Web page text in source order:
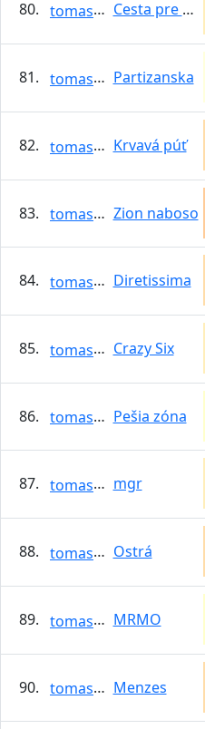
80. tomasso Cesta pre Martinu
81. tomasso Partizanska
82. tomasso Krvavá púť
83. tomasso Zion naboso
84. tomasso Diretissima
85. tomasso Crazy Six
86. tomasso Pešia zóna
87. tomasso mgr
88. tomasso Ostrá
89. tomasso MRMO
90. tomasso Menzes